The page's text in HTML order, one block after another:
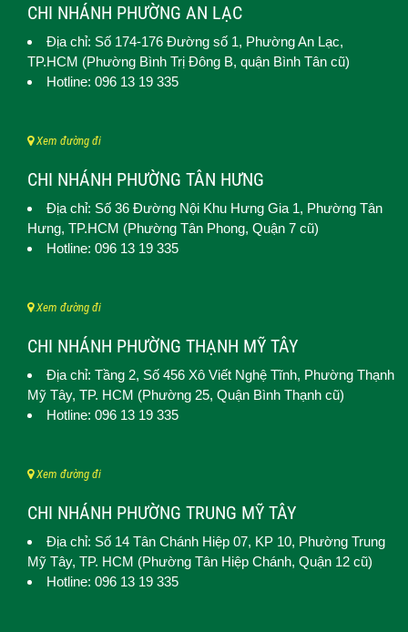
CHI NHÁNH PHƯỜNG AN LẠC
Địa chỉ: Số 174-176 Đường số 1, Phường An Lạc,
TP.HCM (Phường Bình Trị Đông B, quận Bình Tân cũ)
Hotline: 096 13 19 335
Xem đường đi
CHI NHÁNH PHƯỜNG TÂN HƯNG
Địa chỉ: Số 36 Đường Nội Khu Hưng Gia 1, Phường Tân
Hưng, TP.HCM (Phường Tân Phong, Quận 7 cũ)
Hotline: 096 13 19 335
Xem đường đi
CHI NHÁNH PHƯỜNG THẠNH MỸ TÂY
Địa chỉ: Tầng 2, Số 456 Xô Viết Nghệ Tĩnh, Phường Thạnh
Mỹ Tây, TP. HCM (Phường 25, Quận Bình Thạnh cũ)
Hotline: 096 13 19 335
Xem đường đi
CHI NHÁNH PHƯỜNG TRUNG MỸ TÂY
Địa chỉ: Số 14 Tân Chánh Hiệp 07, KP 10, Phường Trung
Mỹ Tây, TP. HCM (Phường Tân Hiệp Chánh, Quận 12 cũ)
Hotline: 096 13 19 335